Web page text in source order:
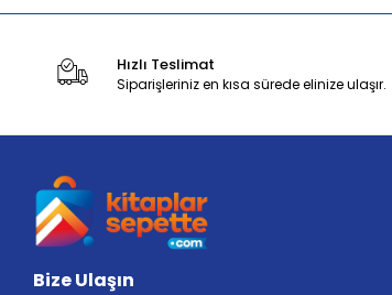
Hızlı Teslimat
Siparişleriniz en kısa sürede elinize ulaşır.
Bize Ulaşın